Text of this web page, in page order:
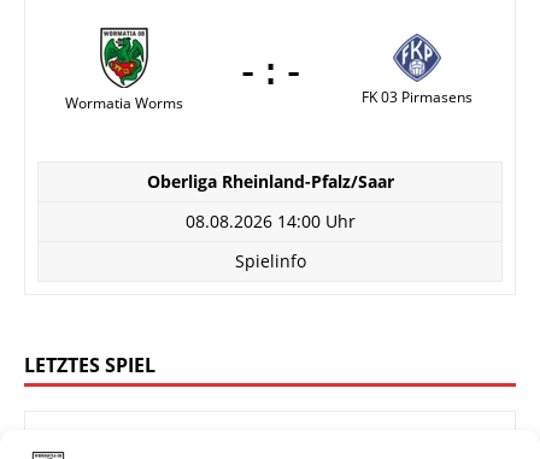
Wormatia Worms
-:-
FK 03 Pirmasens
Oberliga Rheinland-Pfalz/Saar
08.08.2026 14:00 Uhr
Spielinfo
LETZTES SPIEL